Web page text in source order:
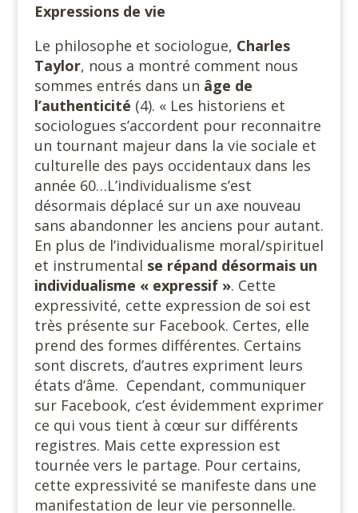
Expressions de vie
Le philosophe et sociologue, Charles
Taylor, nous a montré comment nous
sommes entrés dans un âge de
l’authenticité (4). « Les historiens et
sociologues s’accordent pour reconnaitre
un tournant majeur dans la vie sociale et
culturelle des pays occidentaux dans les
année 60…L’individualisme s’est
désormais déplacé sur un axe nouveau
sans abandonner les anciens pour autant.
En plus de l’individualisme moral/spirituel
et instrumental se répand désormais un
individualisme « expressif ». Cette
expressivité, cette expression de soi est
très présente sur Facebook. Certes, elle
prend des formes différentes. Certains
sont discrets, d’autres expriment leurs
états d’âme. Cependant, communiquer
sur Facebook, c’est évidemment exprimer
ce qui vous tient à cœur sur différents
registres. Mais cette expression est
tournée vers le partage. Pour certains,
cette expressivité se manifeste dans une
manifestation de leur vie personnelle.